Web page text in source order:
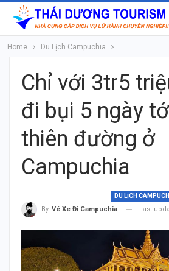
Home Du Lịch Campuchia
Chỉ với 3tr5
đi bụi 5 ngày
thiên đường ở
Campuchia
DU LỊCH
By Vé Xe Đi Campuchia Last